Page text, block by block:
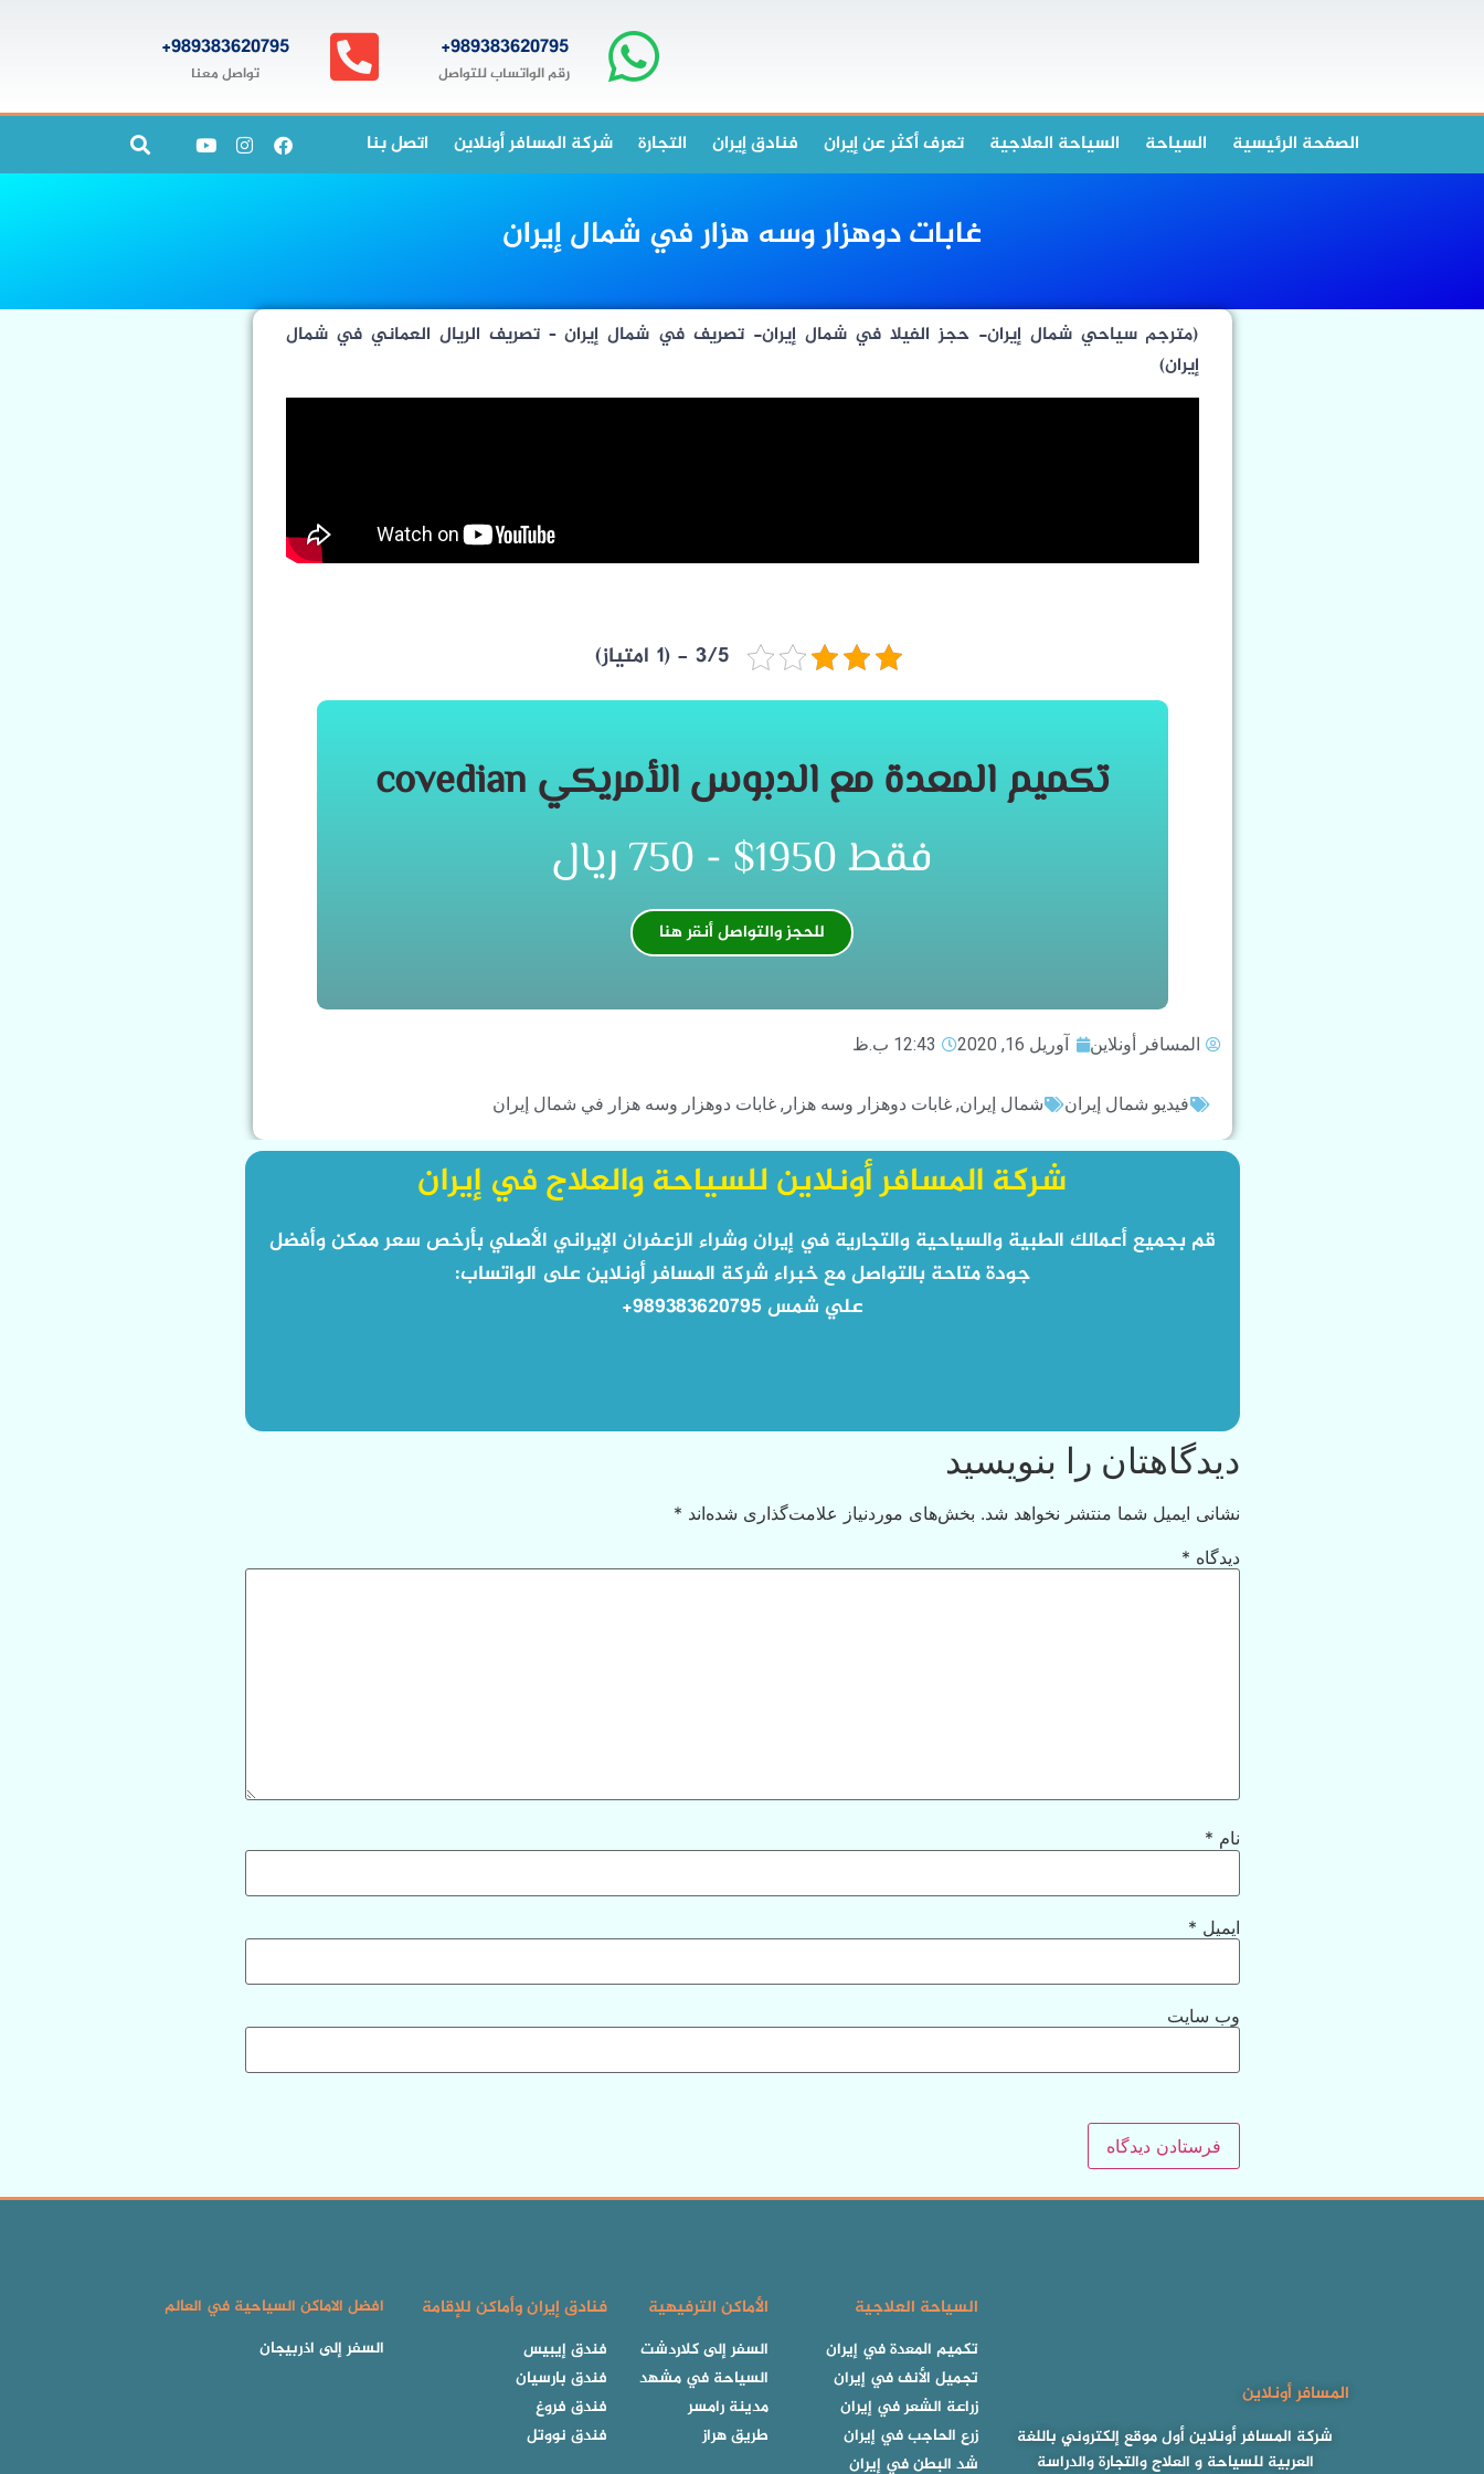
989383620795+
رقم الواتساب للتواصل
989383620795+
تواصل معنا
الصفحة الرئیسیة السياحة السياحة العلاجية تعرف أكثر عن إيران فنادق إيران التجارة شركة المسافر أونلاين اتصل بنا
غابات دوهزار وسه هزار في شمال إيران
(مترجم سياحي شمال إيران- حجز الفيلا في شمال إيران- تصريف في شمال إيران – تصريف الريال العماني في شمال
إيران)
3/5 - (1 امتیاز)
تكميم المعدة مع الدبوس الأمريكي covedian​
فقط 1950$ - 750 ریال​
للحجز والتواصل أنقر هنا
المسافر أونلاين آوریل 16, 2020 12:43 ب.ظ
فيديو شمال إيران شمال إيران,غابات دوهزار وسه هزار,غابات دوهزار وسه هزار في شمال إيران
شركة المسافر أونلاين للسياحة والعلاج في إيران
قم بجميع أعمالك الطبية والسياحية والتجارية في إيران وشراء الزعفران الإيراني الأصلي بأرخص سعر ممكن وأفضل
جودة متاحة بالتواصل مع خبراء شركة المسافر أونلاين على الواتساب:
علي شمس 989383620795+
دیدگاهتان را بنویسید
نشانی ایمیل شما منتشر نخواهد شد. بخش‌های موردنیاز علامت‌گذاری شده‌اند *
دیدگاه *
نام *
ایمیل *
وب‌ سایت
المسافر أونلاين
شركة المسافر أونلاين أول موقع إلكتروني باللغة
العربية للسياحة و العلاج والتجارة والدراسة
السياحة العلاجية
تكميم المعدة في إيران
تجميل الأنف في إيران
زراعة الشعر في إيران
زرع الحاجب في إيران
شد البطن في إيران
الأماكن الترفيهية
السفر إلى كلاردشت
السياحة في مشهد
مدينة رامسر
طريق هراز
فنادق إيران وأماكن للإقامة
فندق إيبيس
فندق بارسيان
فندق فروغ
فندق نووتل
افضل الاماكن السياحية في العالم
السفر إلى اذربيجان